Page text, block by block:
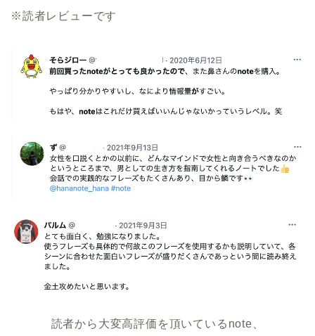
※読者レビューです
読者から大変高評価を頂いているnote、